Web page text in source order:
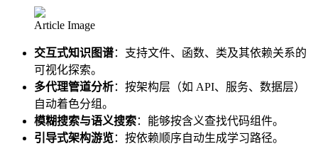
Article Image
交互式知识图谱：支持文件、函数、类及其依赖关系的
可视化探索。
多代理管道分析：按架构层（如 API、服务、数据层）
自动着色分组。
模糊搜索与语义搜索：能够按含义查找代码组件。
引导式架构游览：按依赖顺序自动生成学习路径。